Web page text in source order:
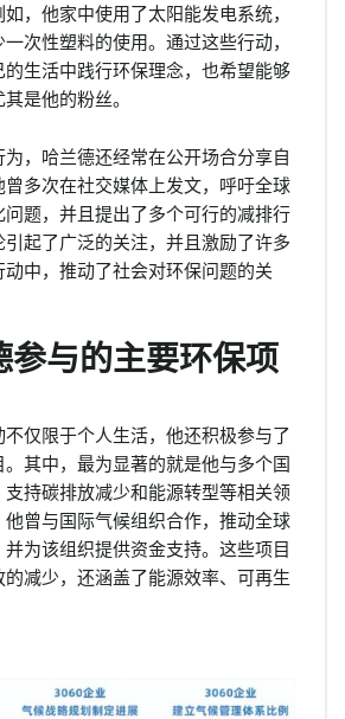
，他家中使用了太阳能发电系统，
次性塑料的使用。通过这些行动，
生活中践行环保理念，也希望能够
是他的粉丝。
，哈兰德还经常在公开场合分享自
曾多次在社交媒体上发文，呼吁全球
题，并且提出了多个可行的减排行
起了广泛的关注，并且激励了许多
中，推动了社会对环保问题的关
参与的主要环保项
仅限于个人生活，他还积极参与了
其中，最为显著的就是他与多个国
持碳排放减少和能源转型等相关领
曾与国际气候组织合作，推动全球
为该组织提供资金支持。这些项目
减少，还涵盖了能源效率、可再生